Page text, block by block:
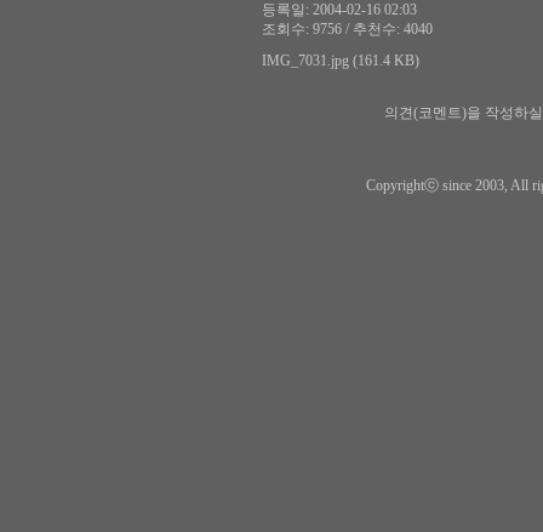
등록일: 2004-02-16 02:03
조회수: 9756 / 추천수: 4040
IMG_7031.jpg (161.4 KB)
의견(코멘트)을 작성하
Copyrightⓒ since 2003, All